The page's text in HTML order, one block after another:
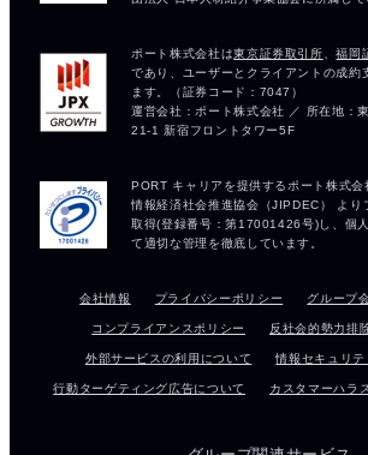
会社情報 プライバシーポリシー グループ
コンプライアンスポリシー 反社会的勢力排
外部サービスの利用について 情報セキュリテ
行動ターゲティング広告について カスタマーハラ